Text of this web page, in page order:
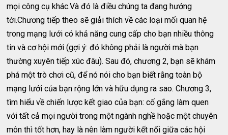
mọi công cụ khác.Và đó là điều chúng ta đang hướng
tới.Chương tiếp theo sẽ giải thích về các loại mối quan hệ
trong mạng lưới có khả năng cung cấp cho bạn nhiều thông
tin và cơ hội mới (gợi ý: đó không phải là người mà bạn
thường xuyên tiếp xúc đâu). Sau đó, chương 2, bạn sẽ khám
phá một trò chơi cũ, để nó nói cho bạn biết rằng toàn bộ
mạng lưới của bạn rộng lớn và hữu dụng ra sao. Chương 3,
tìm hiểu về chiến lược kết giao của bạn: cố gắng làm quen
với tất cả mọi người trong một ngành nghề hoặc một chuyên
môn thì tốt hơn, hay là nên làm người kết nối giữa các hội